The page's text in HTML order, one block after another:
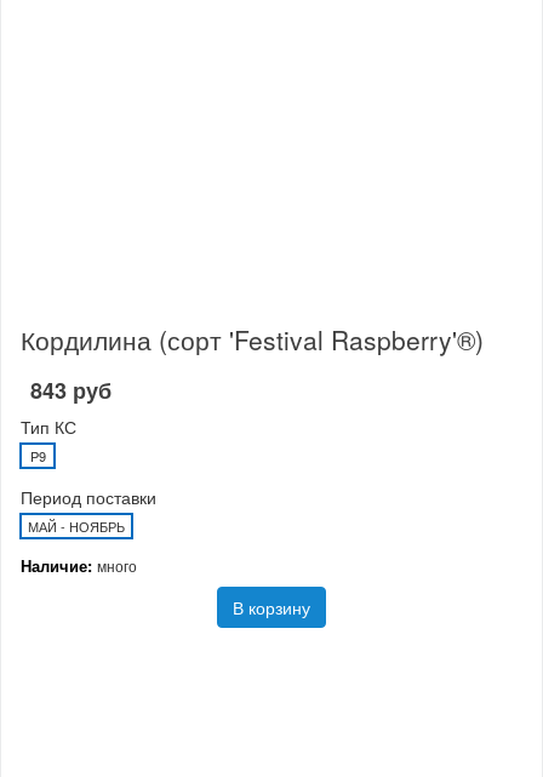
Кордилина (сорт 'Festival Raspberry'®)
843 руб
Тип КС
P9
Период поставки
МАЙ - НОЯБРЬ
Наличие: много
В корзину